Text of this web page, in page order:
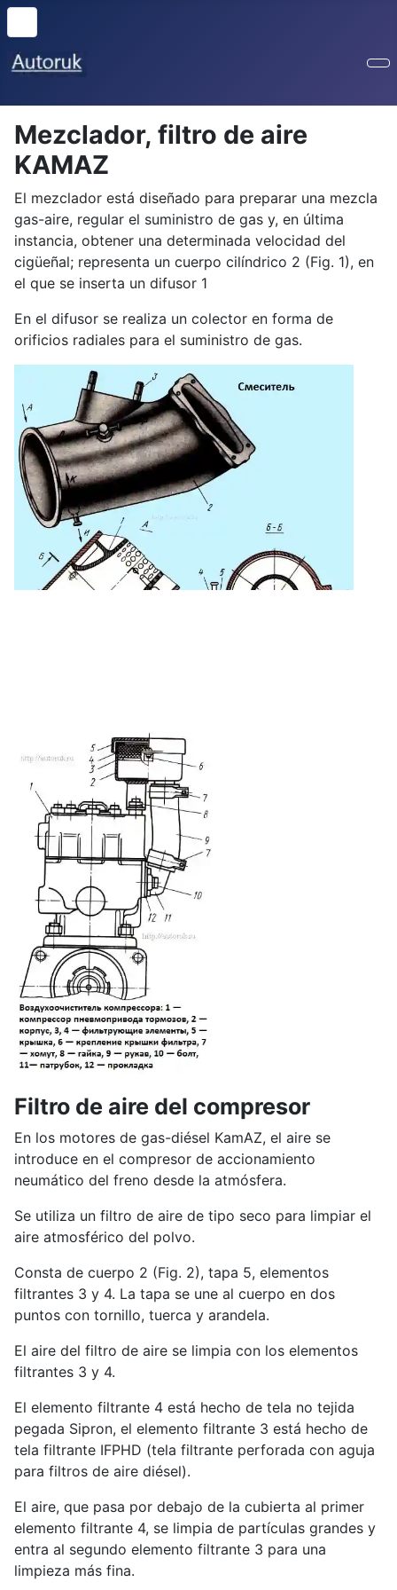
Mezclador, filtro de aire
KAMAZ
El mezclador está diseñado para preparar una mezcla
gas-aire, regular el suministro de gas y, en última
instancia, obtener una determinada velocidad del
cigüeñal; representa un cuerpo cilíndrico 2 (Fig. 1), en
el que se inserta un difusor 1
En el difusor se realiza un colector en forma de
orificios radiales para el suministro de gas.
Filtro de aire del compresor
En los motores de gas-diésel KamAZ, el aire se
introduce en el compresor de accionamiento
neumático del freno desde la atmósfera.
Se utiliza un filtro de aire de tipo seco para limpiar el
aire atmosférico del polvo.
Consta de cuerpo 2 (Fig. 2), tapa 5, elementos
filtrantes 3 y 4. La tapa se une al cuerpo en dos
puntos con tornillo, tuerca y arandela.
El aire del filtro de aire se limpia con los elementos
filtrantes 3 y 4.
El elemento filtrante 4 está hecho de tela no tejida
pegada Sipron, el elemento filtrante 3 está hecho de
tela filtrante IFPHD (tela filtrante perforada con aguja
para filtros de aire diésel).
El aire, que pasa por debajo de la cubierta al primer
elemento filtrante 4, se limpia de partículas grandes y
entra al segundo elemento filtrante 3 para una
limpieza más fina.